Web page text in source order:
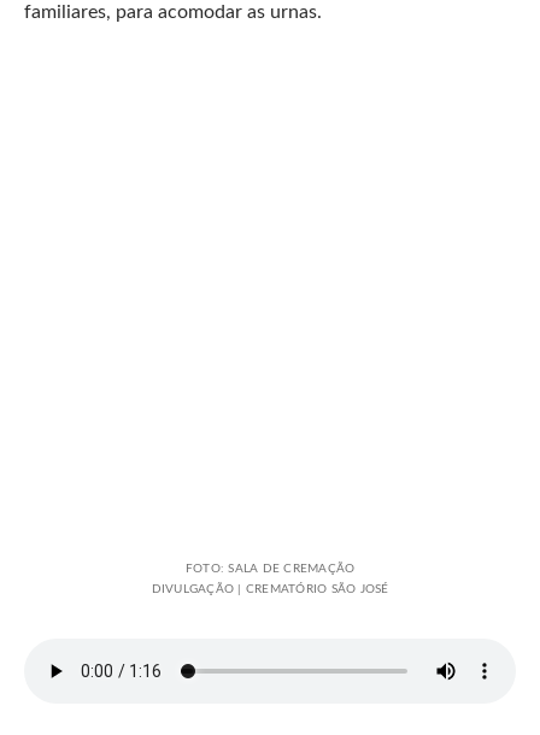
familiares, para acomodar as urnas.
FOTO: SALA DE CREMAÇÃO
DIVULGAÇÃO | CREMATÓRIO SÃO JOSÉ